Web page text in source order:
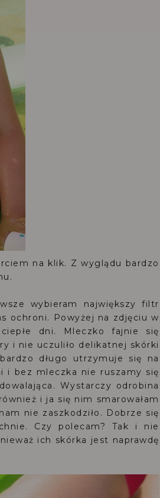
na klik. Z wyglądu bardzo
wybieram największy filtr
ochroni. Powyżej na zdjęciu w
dni. Mleczko fajnie się
i nie uczuliło delikatnej skórki
długo utrzymuje się na
i bez mleczka nie ruszamy się
Wystarczy odrobina
i ja się nim smarowałam
nie zaszkodziło. Dobrze się
Czy polecam? Tak i nie
ich skórka jest naprawdę